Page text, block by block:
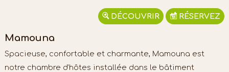
DÉCOUVRIR RÉSERVEZ
Mamouna
Spacieuse, confortable et charmante, Mamouna est
notre chambre d'hôtes installée dans le bâtiment